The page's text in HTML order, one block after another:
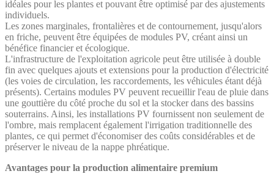
idéales pour les plantes et pouvant être optimisé par des ajustements
individuels.
Les zones marginales, frontalières et de contournement, jusqu'alors
en friche, peuvent être équipées de modules PV, créant ainsi un
bénéfice financier et écologique.
L'infrastructure de l'exploitation agricole peut être utilisée à double
fin avec quelques ajouts et extensions pour la production d'électricité
(les voies de circulation, les raccordements, les véhicules étant déjà
présents). Certains modules PV peuvent recueillir l'eau de pluie dans
une gouttière du côté proche du sol et la stocker dans des bassins
souterrains. Ainsi, les installations PV fournissent non seulement de
l'ombre, mais remplacent également l'irrigation traditionnelle des
plantes, ce qui permet d'économiser des coûts considérables et de
préserver le niveau de la nappe phréatique.
Avantages pour la production alimentaire premium